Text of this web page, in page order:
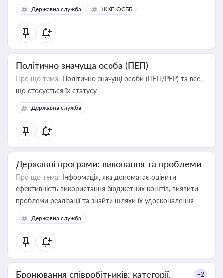
Державна служба ЖКГ, ОСББ
Політично значуща особа (ПЕП)
Про що тема: Політично значущі особи (ПЕП/PEP) та все,
що стосується їх статусу
Державна служба
Державні програми: виконання та проблеми
Про що тема: Інформація, яка допомагає оцінити
ефективність використання бюджетних коштів, виявити
проблеми реалізації та знайти шляхи їх удосконалення
Державна служба
Бронювання співробітників: категорії,
+2